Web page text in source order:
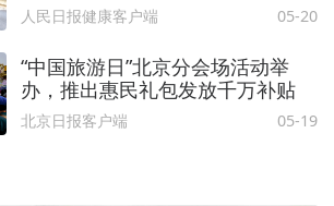
人民日报健康客户端 05-20
“中国旅游日”北京分会场活动举
办，推出惠民礼包发放千万补贴
北京日报客户端 05-19